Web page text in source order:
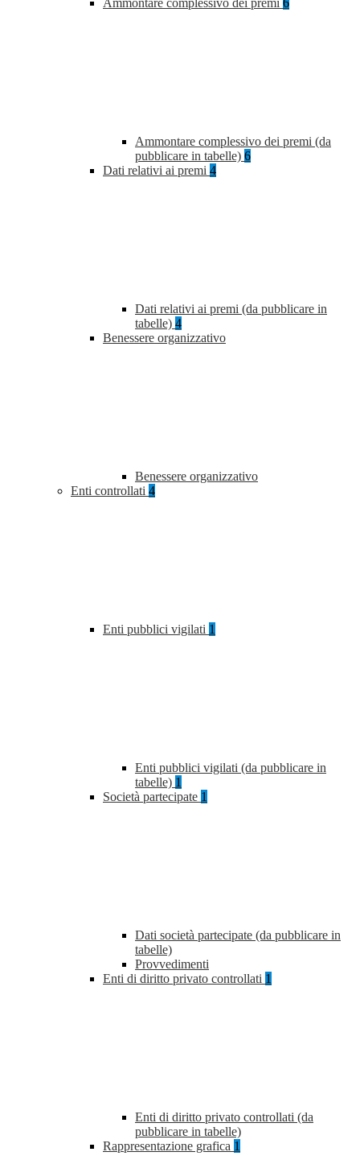
Ammontare complessivo dei premi 6
Ammontare complessivo dei premi (da
pubblicare in tabelle) 6
Dati relativi ai premi 4
Dati relativi ai premi (da pubblicare in
tabelle) 4
Benessere organizzativo
Benessere organizzativo
Enti controllati 4
Enti pubblici vigilati 1
Enti pubblici vigilati (da pubblicare in
tabelle) 1
Società partecipate 1
Dati società partecipate (da pubblicare in
tabelle)
Provvedimenti
Enti di diritto privato controllati 1
Enti di diritto privato controllati (da
pubblicare in tabelle)
Rappresentazione grafica 1